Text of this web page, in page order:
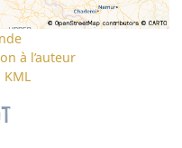
à l’auteur